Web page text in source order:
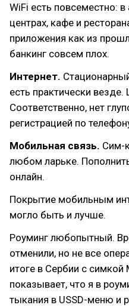
WiFi есть повсеместно:
центрах, кафе и
приложения как из
банкинг совсем плох.
Интернет.
есть практически везде.
Соответственно, нет
регистрацией по
Мобильная связь. Сим-
любом ларьке.
онлайн.
Покрытие мобильным
могло быть и лучше.
Роуминг любопытный.
отменили, но не все
итоге в Сербии с симкой
показывает, что я в
тыкания в USSD-меню и